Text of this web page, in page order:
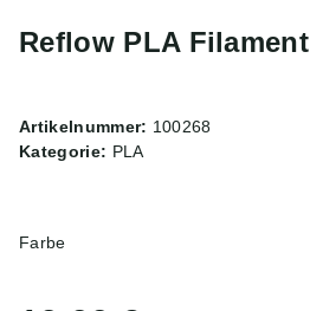
Reflow PLA Filament
Artikelnummer: 100268
Kategorie: PLA
Farbe